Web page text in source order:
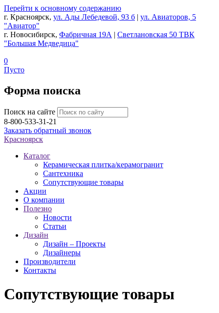
Перейти к основному содержанию
г. Красноярск, ул. Ады Лебедевой, 93 б | ул. Авиаторов, 5
"Авиатор"
г. Новосибирск, Фабричная 19А | Светлановская 50 ТВК
"Большая Медведица"
0
Пусто
Форма поиска
Поиск на сайте
8-800-533-31-21
Заказать обратный звонок
Красноярск
Каталог
Керамическая плитка/керамогранит
Сантехника
Сопутствующие товары
Акции
О компании
Полезно
Новости
Статьи
Дизайн
Дизайн – Проекты
Дизайнеры
Производители
Контакты
Сопутствующие товары